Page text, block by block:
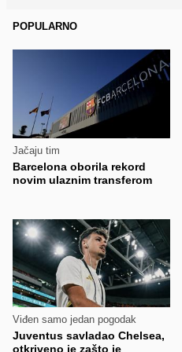
POPULARNO
Jačaju tim
Barcelona oborila rekord
novim ulaznim transferom
Viđen samo jedan pogodak
Juventus savladao Chelsea,
otkriveno je zašto je